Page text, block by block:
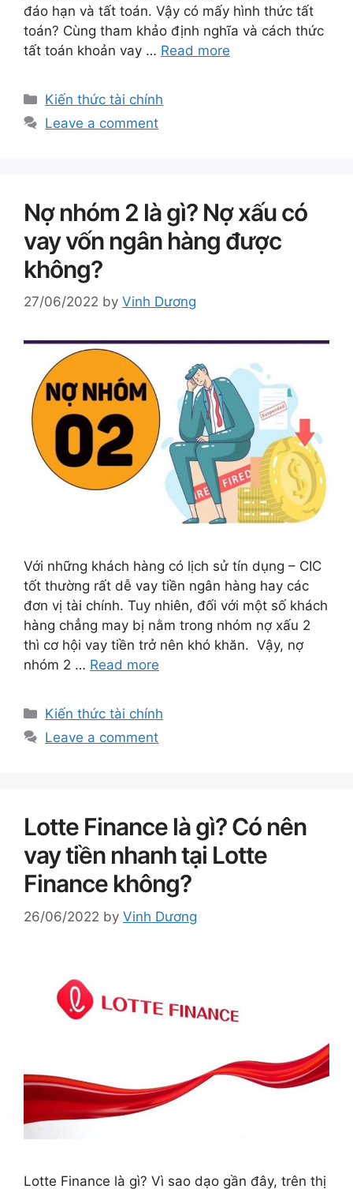
đáo hạn và tất toán. Vậy có mấy hình thức tất
toán? Cùng tham khảo định nghĩa và cách thức
tất toán khoản vay … Read more
Categories
Kiến thức tài chính
Leave a comment
Nợ nhóm 2 là gì? Nợ xấu có
vay vốn ngân hàng được
không?
27/06/2022 by Vinh Dương
Với những khách hàng có lịch sử tín dụng – CIC
tốt thường rất dễ vay tiền ngân hàng hay các
đơn vị tài chính. Tuy nhiên, đối với một số khách
hàng chẳng may bị nằm trong nhóm nợ xấu 2
thì cơ hội vay tiền trở nên khó khăn. Vậy, nợ
nhóm 2 … Read more
Categories
Kiến thức tài chính
Leave a comment
Lotte Finance là gì? Có nên
vay tiền nhanh tại Lotte
Finance không?
26/06/2022 by Vinh Dương
Lotte Finance là gì? Vì sao dạo gần đây, trên thị